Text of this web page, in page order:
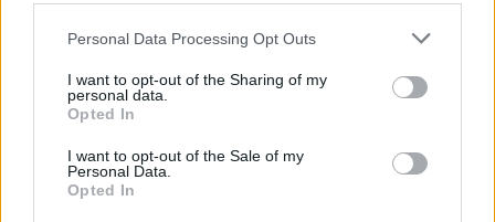
Personal Data Processing Opt Outs
I want to opt-out of the Sharing of my
personal data.
Opted In
I want to opt-out of the Sale of my
Personal Data.
Opted In
λεπτά πριν το σερβίρεις. Αν θέλεις,
πασπάλισε με κανέλα ή γαρνίρισε με ξηρούς
καρπούς για έξτρα γεύση.
Το μυστικό για να φτιάξεις το πιο πηχτό και